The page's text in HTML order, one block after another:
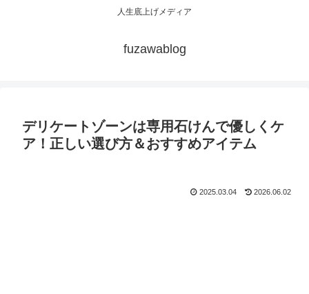
人生底上げメディア
fuzawablog
デリケートゾーンは専用石けんで優しくケ
ア！正しい選び方＆おすすめアイテム
2025.03.04 2026.06.02